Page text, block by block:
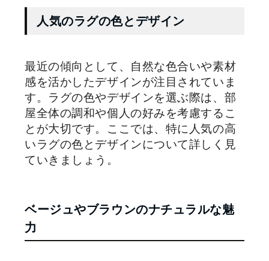
人気のラグの色とデザイン
最近の傾向として、自然な色合いや素材
感を活かしたデザインが注目されていま
す。ラグの色やデザインを選ぶ際は、部
屋全体の調和や個人の好みを考慮するこ
とが大切です。ここでは、特に人気の高
いラグの色とデザインについて詳しく見
ていきましょう。
ベージュやブラウンのナチュラルな魅
力